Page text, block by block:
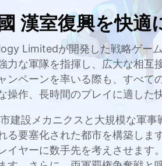
漢室復興を快適
Limitedが開発した戦略ゲー
力な軍隊を指揮し、広大な相
ンペーンを率いる際も、すべ
操作、長時間のプレイに適した
建設メカニクスと大規模な軍
る要塞化された都市を構築し
イヤーに数手先を考えさせま